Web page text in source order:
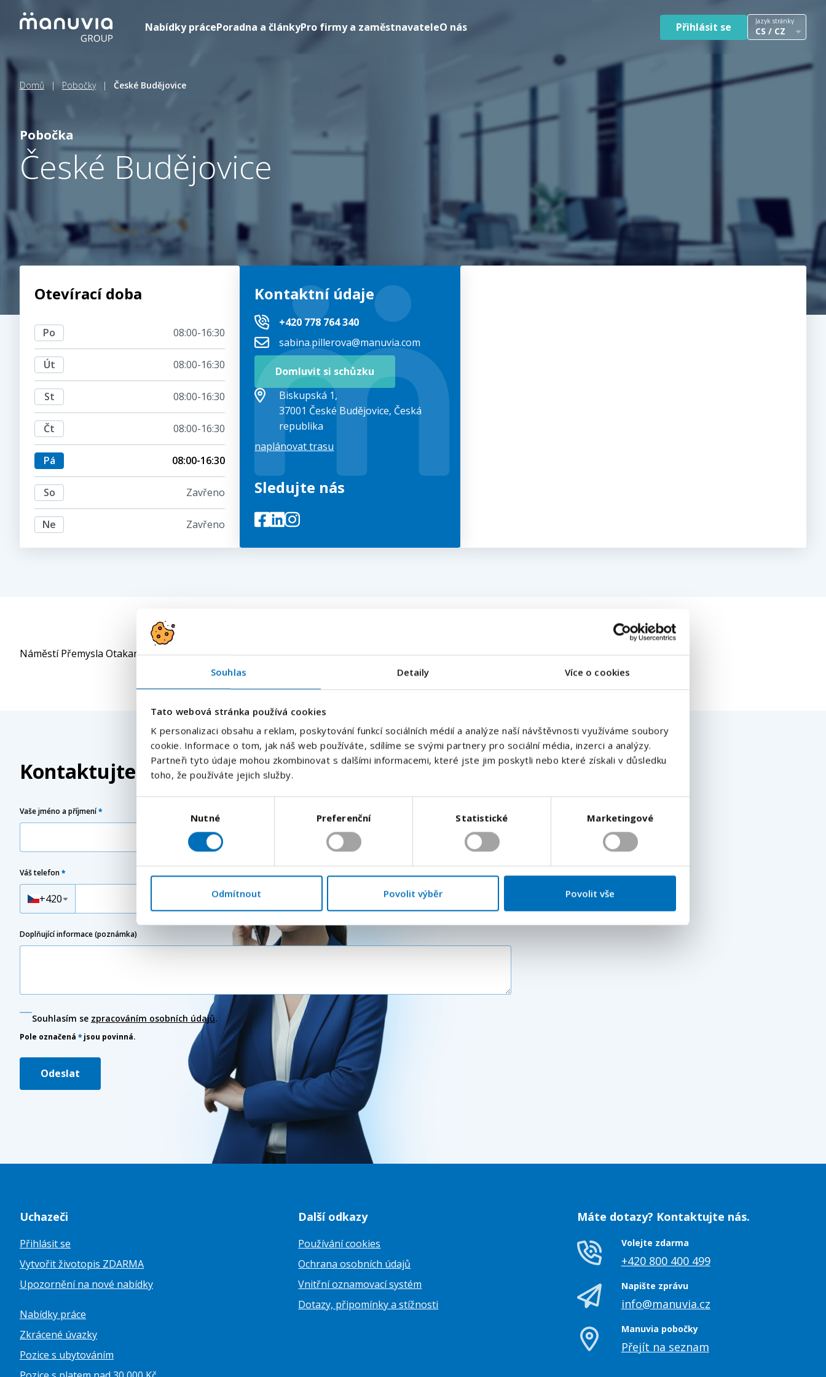
Souhlas Detaily Více o cookies
Tato webová stránka používá cookies
K personalizaci obsahu a reklam, poskytování funkcí sociálních médií a analýze naší návštěvnosti využíváme soubory
cookie. Informace o tom, jak náš web používáte, sdílíme se svými partnery pro sociální média, inzerci a analýzy.
Partneři tyto údaje mohou zkombinovat s dalšími informacemi, které jste jim poskytli nebo které získali v důsledku
toho, že používáte jejich služby.
Nutné Preferenční Statistické Marketingové
Odmítnout Povolit výběr Povolit vše
Nabídky prácePoradna a článkyPro firmy a zaměstnavateleO nás Přihlásit se Jazyk stránky
CS / CZ
Domů | Pobočky | České Budějovice
Pobočka
České Budějovice
Otevírací doba
Po 08:00-16:30
Út 08:00-16:30
St 08:00-16:30
Čt 08:00-16:30
Pá 08:00-16:30
So Zavřeno
Ne Zavřeno
Kontaktní údaje
+420 778 764 340
sabina.pillerova@manuvia.com
Domluvit si schůzku
Biskupská 1,
37001 České Budějovice, Česká
republika
naplánovat trasu
Sledujte nás
Náměstí Přemysla Otakara II., dostupnost MHD linka č. 21,22,23
Kontaktujte nás
Vaše jméno a příjmení*
Váš telefon*
+420
Doplňující informace (poznámka)
Souhlasím se zpracováním osobních údajů.
Pole označená * jsou povinná.
Odeslat
Uchazeči
Přihlásit se
Vytvořit životopis ZDARMA
Upozornění na nové nabídky
Nabídky práce
Zkrácené úvazky
Pozice s ubytováním
Další odkazy
Používání cookies
Ochrana osobních údajů
Vnitřní oznamovací systém
Dotazy, připomínky a stížnosti
Máte dotazy? Kontaktujte nás.
Volejte zdarma
+420 800 400 499
Napište zprávu
info@manuvia.cz
Manuvia pobočky
Přejít na seznam